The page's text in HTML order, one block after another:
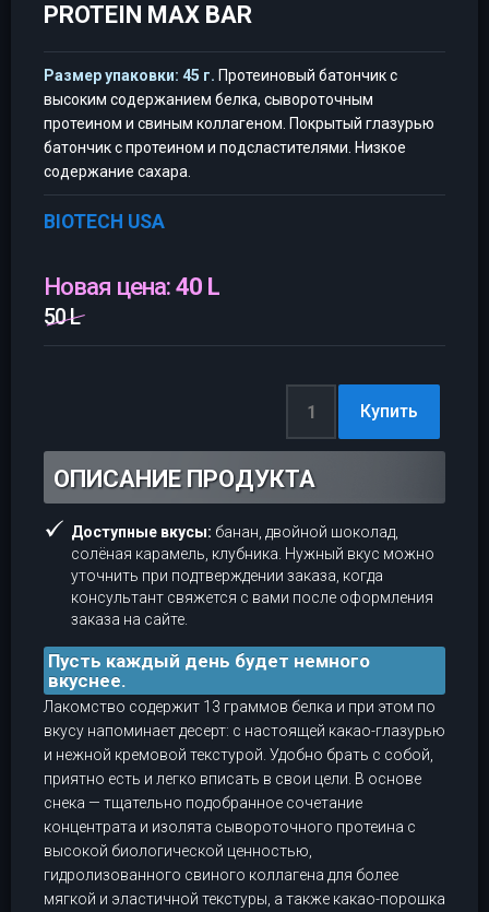
PROTEIN MAX BAR
Размер упаковки: 45 г. Протеиновый батончик с
высоким содержанием белка, сывороточным
протеином и свиным коллагеном. Покрытый глазурью
батончик с протеином и подсластителями. Низкое
содержание сахара.
BIOTECH USA
Новая цена:40 L
50 L
ОПИСАНИЕ ПРОДУКТА
Доступные вкусы: банан, двойной шоколад,
солёная карамель, клубника. Нужный вкус можно
уточнить при подтверждении заказа, когда
консультант свяжется с вами после оформления
заказа на сайте.
Пусть каждый день будет немного
вкуснее.
Лакомство содержит 13 граммов белка и при этом по
вкусу напоминает десерт: с настоящей какао-глазурью
и нежной кремовой текстурой. Удобно брать с собой,
приятно есть и легко вписать в свои цели. В основе
снека — тщательно подобранное сочетание
концентрата и изолята сывороточного протеина с
высокой биологической ценностью,
гидролизованного свиного коллагена для более
мягкой и эластичной текстуры, а также какао-порошка